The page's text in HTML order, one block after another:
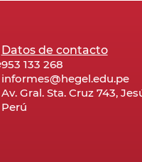
Datos de contacto
953 133 268
informes@hegel.edu.pe
Av. Gral. Sta. Cruz 743,
Perú